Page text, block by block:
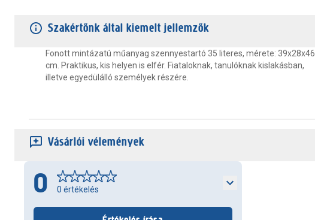
Szakértőnk által kiemelt jellemzők
Fonott mintázatú műanyag szennyestartó 35 literes, mérete: 39x28x46
cm. Praktikus, kis helyen is elfér. Fiataloknak, tanulóknak kislakásban,
illetve egyedülálló személyek részére.
Vásárlói vélemények
0 0 értékelés